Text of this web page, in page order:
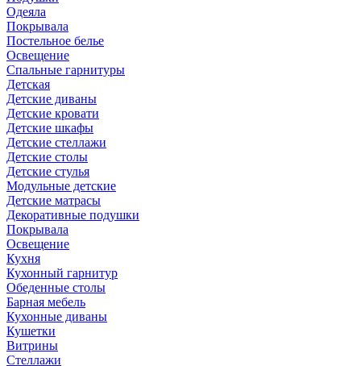
Одеяла
Покрывала
Постельное белье
Освещение
Спальные гарнитуры
Детская
Детские диваны
Детские кровати
Детские шкафы
Детские стеллажи
Детские столы
Детские стулья
Модульные детские
Детские матрасы
Декоративные подушки
Покрывала
Освещение
Кухня
Кухонный гарнитур
Обеденные столы
Барная мебель
Кухонные диваны
Кушетки
Витрины
Стеллажи